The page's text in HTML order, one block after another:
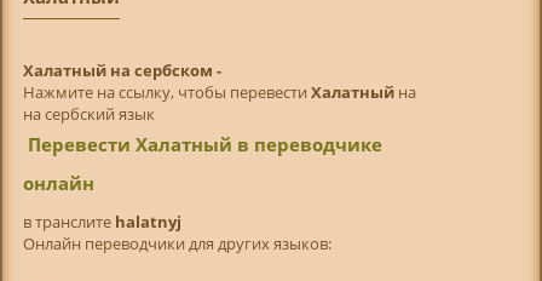
Халатный на сербском -
Нажмите на ссылку, чтобы перевести Халатныйна
на сербский язык
Перевести Халатный в переводчике
онлайн
в транслитe halatnyj
Онлайн переводчики для других языков: